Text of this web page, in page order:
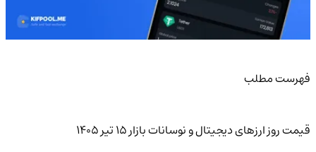
فهرست مطلب
قیمت روز ارزهای دیجیتال و نوسانات بازار ۱۵ تیر ۱۴۰۵